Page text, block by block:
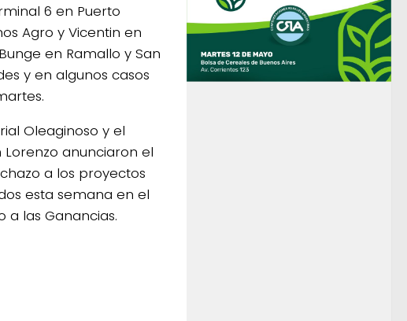
6 en Puerto
Agro y Vicentin en
en Ramallo y San
y en algunos casos
Oleaginoso y el
anunciaron el
a los proyectos
esta semana en el
las Ganancias.